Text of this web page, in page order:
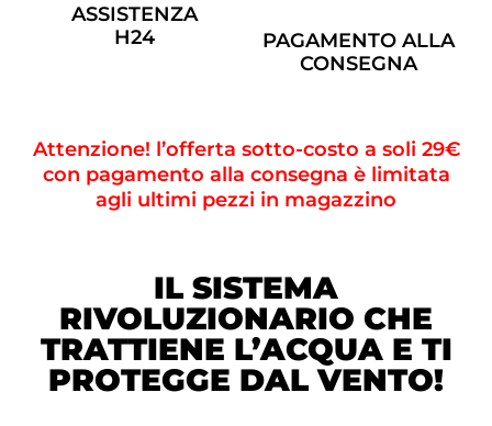
ASSISTENZA
H24
PAGAMENTO ALLA
CONSEGNA
Attenzione! l’offerta sotto-costo a soli 29€
con pagamento alla consegna è limitata
agli ultimi pezzi in magazzino
IL SISTEMA
RIVOLUZIONARIO CHE
TRATTIENE L’ACQUA E TI
PROTEGGE DAL VENTO!